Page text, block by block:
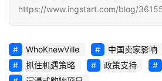
https://www.ingstart.com/blog/
WhoKnewVille 中国卖家影响
抓住机遇策略
政策支持